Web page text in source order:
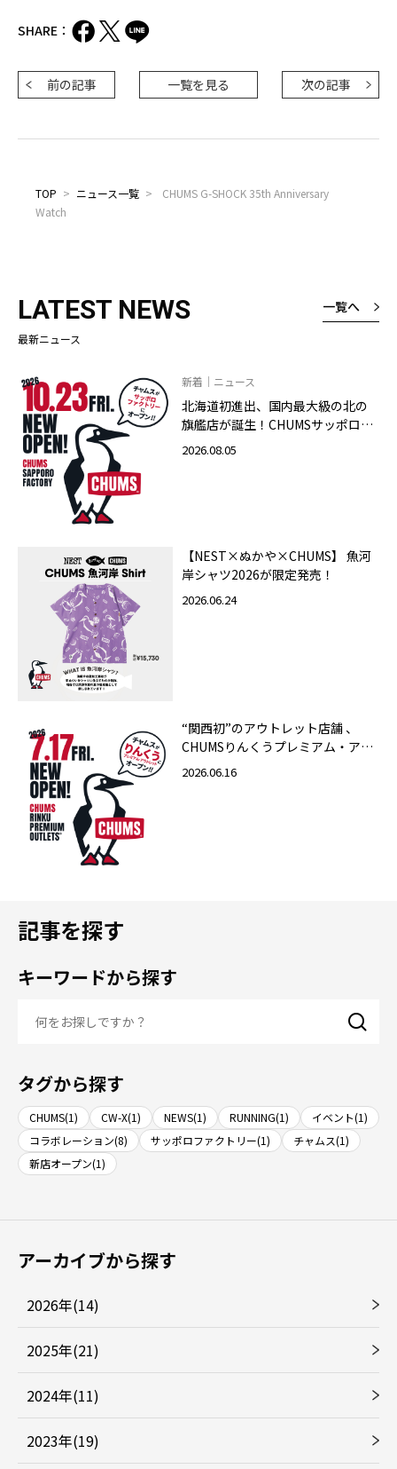
SHARE：
前の記事 一覧を見る 次の記事
TOP > ニュース一覧 >
CHUMS G-SHOCK 35th Anniversary
Watch
LATEST NEWS
最新ニュース
一覧へ
新着｜ニュース
北海道初進出、国内最大級の北の
旗艦店が誕生！CHUMSサッポロフ
ァクトリー店 2026年10月23日
2026.08.05
【NEST×ぬかや×CHUMS】 魚河
岸シャツ2026が限定発売！
2026.06.24
“関西初”のアウトレット店舗 、
CHUMSりんくうプレミアム・アウ
トレット店 2026年7月17日（金）
2026.06.16
記事を探す
キーワードから探す
タグから探す
CHUMS(1) CW-X(1) NEWS(1) RUNNING(1)
イベント(1)
コラボレーション(8)
サッポロファクトリー(1)
チャムス(1)
新店オープン(1)
アーカイブから探す
2026年(14)
2025年(21)
2024年(11)
2023年(19)